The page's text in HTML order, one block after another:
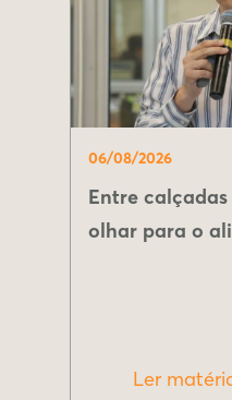
06/08/2026
Entre
olhar para o
Ler